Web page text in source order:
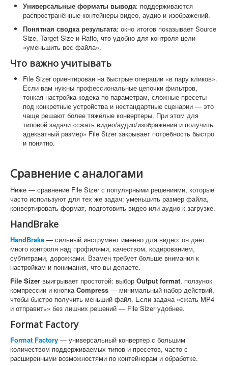
Универсальные форматы вывода: поддерживаются
распространённые контейнеры видео, аудио и изображений.
Понятная сводка результата: окно итогов показывает Source
Size, Target Size и Ratio, что удобно для контроля цели
«уменьшить вес файла».
Что важно учитывать
File Sizer ориентирован на быстрые операции «в пару кликов».
Если вам нужны профессиональные цепочки фильтров,
тонкая настройка кодека по параметрам, сложные пресеты
под конкретные устройства и нестандартные сценарии — это
чаще решают более тяжёлые конвертеры. При этом для
типовой задачи «сжать видео/аудио/изображения и получить
адекватный размер» File Sizer закрывает потребность быстро
и понятно.
Сравнение с аналогами
Ниже — сравнение File Sizer с популярными решениями, которые
часто используют для тех же задач: уменьшить размер файла,
конвертировать формат, подготовить видео или аудио к загрузке.
HandBrake
HandBrake — сильный инструмент именно для видео: он даёт
много контроля над профилями, качеством, кодированием,
субтитрами, дорожками. Взамен требует больше внимания к
настройкам и понимания, что вы делаете.
File Sizer выигрывает простотой: выбор Output format, ползунок
компрессии и кнопка Compress — минимальный набор действий,
чтобы быстро получить меньший файл. Если задача «сжать MP4
и отправить» без лишних решений — File Sizer удобнее.
Format Factory
Format Factory — универсальный конвертер с большим
количеством поддерживаемых типов и пресетов, часто с
расширенными возможностями по контейнерам и обработке.